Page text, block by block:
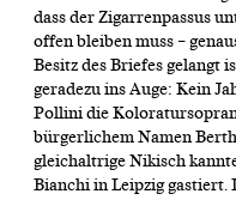
dass der Zigarrenpassus
offen bleiben muss –
Besitz des Briefes gelangt
geradezu ins Auge: Kein
Pollini die
bürgerlichem Namen
gleichaltrige Nikisch
Bianchi in Leipzig gastiert.